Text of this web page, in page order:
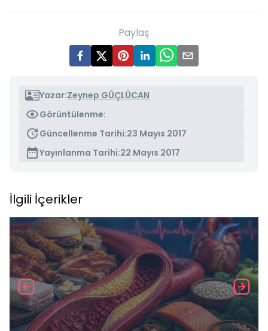
Paylaş
Yazar:Zeynep GÜÇLÜCAN
Görüntülenme:
Güncellenme Tarihi:23 Mayıs 2017
Yayınlanma Tarihi:22 Mayıs 2017
İlgili İçerikler